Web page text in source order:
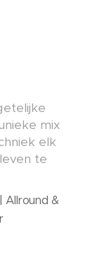
mix
elk
te
Allround &